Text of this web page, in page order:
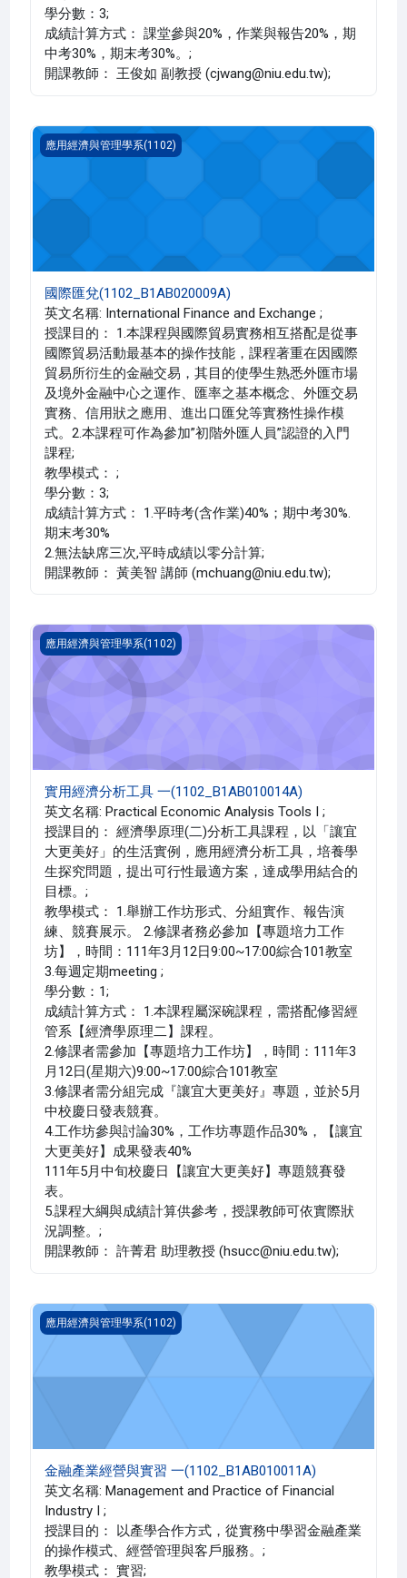
學分數：3;
成績計算方式： 課堂參與20%，作業與報告20%，期
中考30%，期末考30%。;
開課教師： 王俊如 副教授 (cjwang@niu.edu.tw);
國際匯兌(1102_B1AB020009A)
應用經濟與管理學系(1102)
國際匯兌(1102_B1AB020009A)
英文名稱: International Finance and Exchange ;
授課目的： 1.本課程與國際貿易實務相互搭配是從事
國際貿易活動最基本的操作技能，課程著重在因國際
貿易所衍生的金融交易，其目的使學生熟悉外匯市場
及境外金融中心之運作、匯率之基本概念、外匯交易
實務、信用狀之應用、進出口匯兌等實務性操作模
式。2.本課程可作為參加”初階外匯人員”認證的入門
課程;
教學模式： ;
學分數：3;
成績計算方式： 1.平時考(含作業)40%；期中考30%.
期末考30%
2.無法缺席三次,平時成績以零分計算;
開課教師： 黃美智 講師 (mchuang@niu.edu.tw);
實用經濟分析工具 一(1102_B1AB010014A)
應用經濟與管理學系(1102)
實用經濟分析工具 一(1102_B1AB010014A)
英文名稱: Practical Economic Analysis Tools I ;
授課目的： 經濟學原理(二)分析工具課程，以「讓宜
大更美好」的生活實例，應用經濟分析工具，培養學
生探究問題，提出可行性最適方案，達成學用結合的
目標。;
教學模式： 1.舉辦工作坊形式、分組實作、報告演
練、競賽展示。 2.修課者務必參加【專題培力工作
坊】，時間：111年3月12日9:00~17:00綜合101教室
3.每週定期meeting ;
學分數：1;
成績計算方式： 1.本課程屬深碗課程，需搭配修習經
管系【經濟學原理二】課程。
2.修課者需參加【專題培力工作坊】，時間：111年3
月12日(星期六)9:00~17:00綜合101教室
3.修課者需分組完成『讓宜大更美好』專題，並於5月
中校慶日發表競賽。
4.工作坊參與討論30%，工作坊專題作品30%，【讓宜
大更美好】成果發表40%
111年5月中旬校慶日【讓宜大更美好】專題競賽發
表。
5.課程大綱與成績計算供參考，授課教師可依實際狀
況調整。;
開課教師： 許菁君 助理教授 (hsucc@niu.edu.tw);
金融產業經營與實習 一(1102_B1AB010011A)
應用經濟與管理學系(1102)
金融產業經營與實習 一(1102_B1AB010011A)
英文名稱: Management and Practice of Financial
Industry I ;
授課目的： 以產學合作方式，從實務中學習金融產業
的操作模式、經營管理與客戶服務。;
教學模式： 實習;